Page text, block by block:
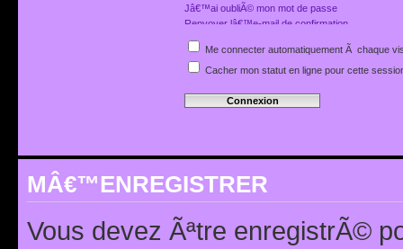
Jâ€™ai oubliÃ© mon mot de passe
Renvoyer lâ€™e-mail de confirmation
Me connecter automatiquement Ã chaque
Cacher mon statut en ligne pour cette
MÂ€™ENREGISTRER
Vous devez Ãªtre enregistrÃ©